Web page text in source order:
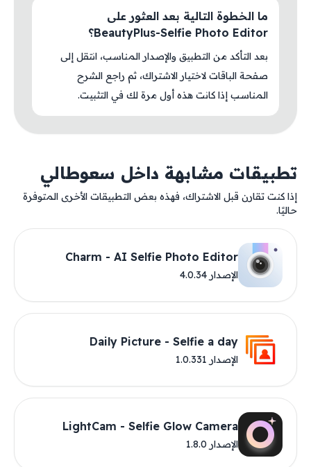
ما الخطوة التالية بعد العثور على
BeautyPlus-Selfie Photo Editor؟
بعد التأكد من التطبيق والإصدار المناسب، انتقل إلى
صفحة الباقات لاختيار الاشتراك، ثم راجع الشرح
المناسب إذا كانت هذه أول مرة لك في التثبيت.
تطبيقات مشابهة داخل سعوطالي
إذا كنت تقارن قبل الاشتراك، فهذه بعض التطبيقات الأخرى المتوفرة
حاليًا.
Charm - AI Selfie Photo Editor
الإصدار 4.0.34
Daily Picture - Selfie a day
الإصدار 1.0.331
LightCam - Selfie Glow Camera
الإصدار 1.8.0